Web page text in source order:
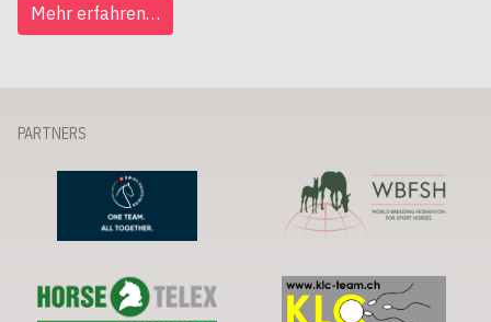
Mehr erfahren…
PARTNERS